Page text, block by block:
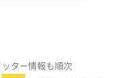
ター情報も順次